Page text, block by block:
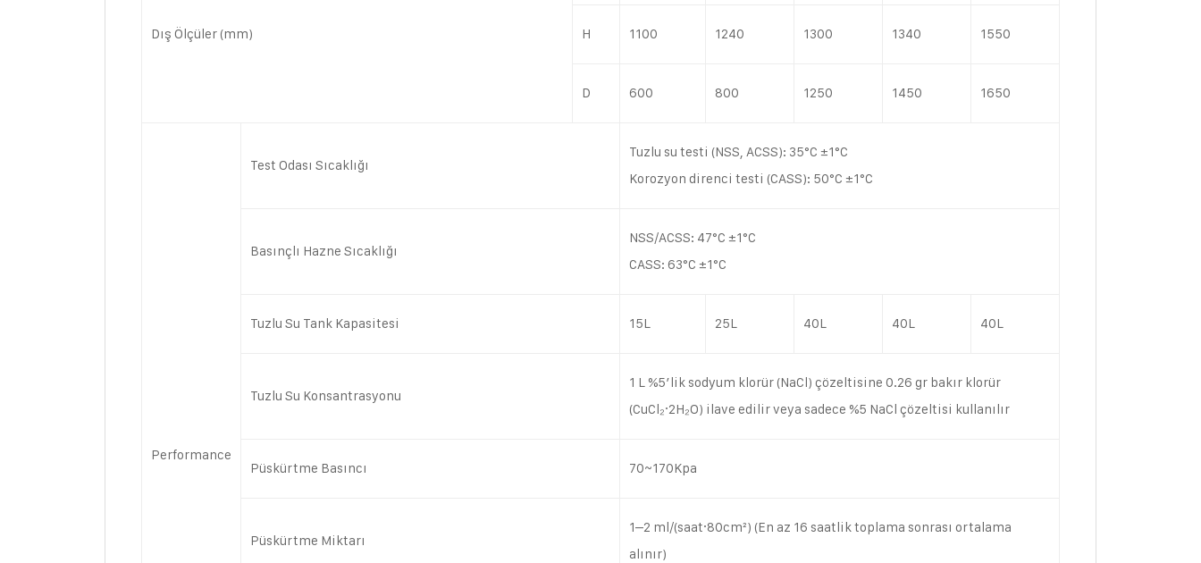
Dış Ölçüler (mm) H 1100 1240 1300 1340 1550
D 600 800 1250 1450 1650
Performance
Test Odası Sıcaklığı
Tuzlu su testi (NSS, ACSS): 35°C ±1°C
Korozyon direnci testi (CASS): 50°C ±1°C
Basınçlı Hazne Sıcaklığı
NSS/ACSS: 47°C ±1°C
CASS: 63°C ±1°C
Tuzlu Su Tank Kapasitesi 15L 25L 40L 40L 40L
Tuzlu Su Konsantrasyonu
1 L %5’lik sodyum klorür (NaCl) çözeltisine 0.26 gr bakır klorür
(CuCl₂·2H₂O) ilave edilir veya sadece %5 NaCl çözeltisi kullanılır
Püskürtme Basıncı 70~170Kpa
Püskürtme Miktarı
1–2 ml/(saat·80cm²) (En az 16 saatlik toplama sonrası ortalama
alınır)